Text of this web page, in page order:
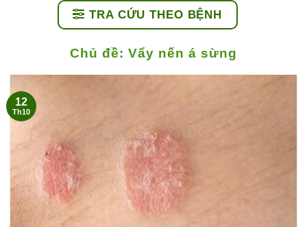
TRA CỨU THEO BỆNH
Chủ đề:Vẩy nến á sừng
12
Th10